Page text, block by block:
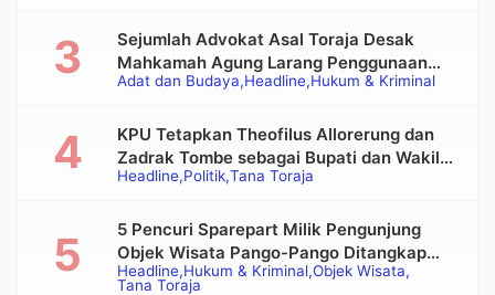
Adat dan Budaya Headline Hukum & Kriminal
Sejumlah Advokat Asal Toraja Desak
Mahkamah Agung Larang Penggunaan
Alat Berat pada Eksekusi Rumah Adat
Headline Politik Tana Toraja
KPU Tetapkan Theofilus Allorerung dan
Zadrak Tombe sebagai Bupati dan Wakil
Bupati Tana Toraja Terpilih
Headline Hukum & Kriminal Objek Wisata
Tana Toraja
5 Pencuri Sparepart Milik Pengunjung
Objek Wisata Pango-Pango Ditangkap
Polisi